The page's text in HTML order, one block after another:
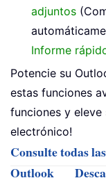
adjuntos
Informe
Potencie su
estas funciones
funciones y
electrónico!
Consulte todas
Outlook